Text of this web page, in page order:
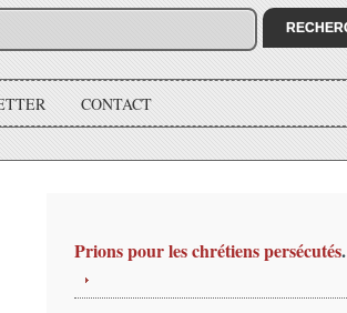
CONTACT
Prions pour les chrétiens persécutés.